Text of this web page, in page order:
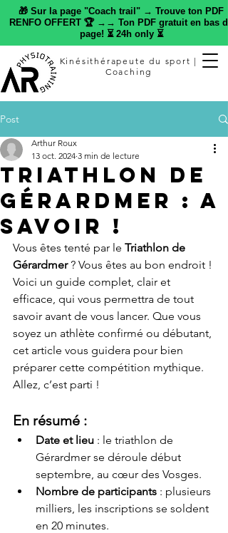
🎁 Sur la page "Coach trail" → Trouve ton PDF
RENFO OFFERT 🏆 →→ Ton PDF gratuit en bas de
page! ⏳ 24h only ⏳
Kinésithérapeute du sport |
Coaching
Post
Triathlon de
Gérardmer : A
SAVOIR !
Arthur Roux
13 oct. 2024 3 min de lecture
Vous êtes tenté par le Triathlon de
Gérardmer ? Vous êtes au bon endroit !
Voici un guide complet, clair et
efficace, qui vous permettra de tout
savoir avant de vous lancer. Que vous
soyez un athlète confirmé ou débutant,
cet article vous guidera pour bien
préparer cette compétition mythique.
Allez, c’est parti !
En résumé :
Date et lieu : le triathlon de
Gérardmer se déroule début
septembre, au cœur des Vosges.
Nombre de participants : plusieurs
milliers, les inscriptions se soldent
en 20 minutes.